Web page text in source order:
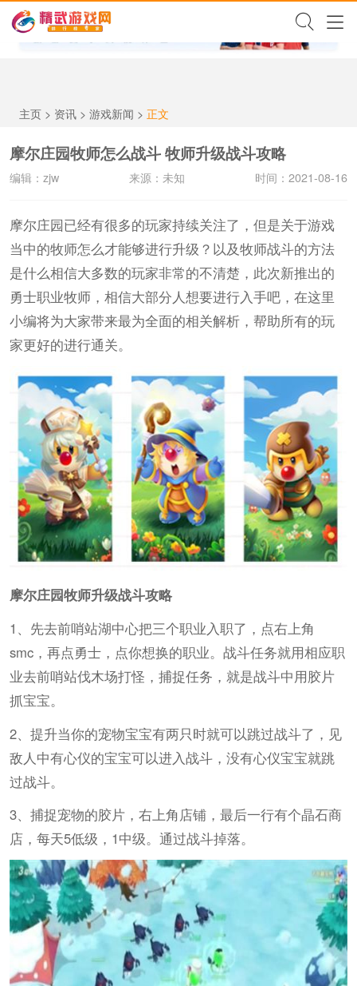
✕
主页> 资讯> 游戏新闻 > 正文
摩尔庄园牧师怎么战斗 牧师升级战斗攻略
编辑：zjw 来源：未知 时间：2021-08-16
摩尔庄园已经有很多的玩家持续关注了，但是关于游戏
当中的牧师怎么才能够进行升级？以及牧师战斗的方法
是什么相信大多数的玩家非常的不清楚，此次新推出的
勇士职业牧师，相信大部分人想要进行入手吧，在这里
小编将为大家带来最为全面的相关解析，帮助所有的玩
家更好的进行通关。
摩尔庄园牧师升级战斗攻略
1、先去前哨站湖中心把三个职业入职了，点右上角
smc，再点勇士，点你想换的职业。战斗任务就用相应职
业去前哨站伐木场打怪，捕捉任务，就是战斗中用胶片
抓宝宝。
2、提升当你的宠物宝宝有两只时就可以跳过战斗了，见
敌人中有心仪的宝宝可以进入战斗，没有心仪宝宝就跳
过战斗。
3、捕捉宠物的胶片，右上角店铺，最后一行有个晶石商
店，每天5低级，1中级。通过战斗掉落。